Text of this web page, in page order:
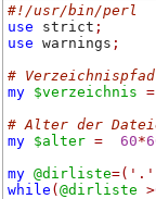
#!/usr/bin/perl
use strict ;
use warnings ;
#
my $verzeichnis
=
# Alter der
my $alter = 60*
my @dirliste=( '.'
while (@dirliste >